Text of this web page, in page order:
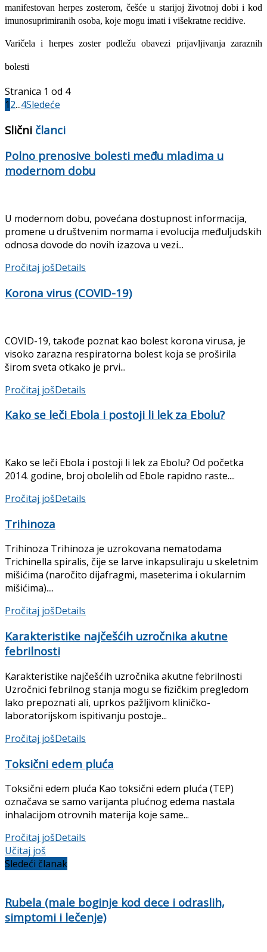
manifestovan herpes zosterom, češće u starijoj životnoj dobi i kod
imunosuprimiranih osoba, koje mogu imati i višekratne recidive.
Varičela i herpes zoster podležu obavezi pri­javljivanja zaraznih
bolesti
Stranica 1 od 4
12...4Sledeće
Slični članci
Polno prenosive bolesti među mladima u
modernom dobu
U modernom dobu, povećana dostupnost informacija,
promene u društvenim normama i evolucija međuljudskih
odnosa dovode do novih izazova u vezi...
Pročitaj jošDetails
Korona virus (COVID-19)
COVID-19, takođe poznat kao bolest korona virusa, je
visoko zarazna respiratorna bolest koja se proširila
širom sveta otkako je prvi...
Pročitaj jošDetails
Kako se leči Ebola i postoji li lek za Ebolu?
Kako se leči Ebola i postoji li lek za Ebolu? Od početka
2014. godine, broj obolelih od Ebole rapidno raste....
Pročitaj jošDetails
Trihinoza
Trihinoza Trihinoza je uzrokovana nematodama
Trichinella spiralis, čije se larve inkapsuliraju u skeletnim
mišićima (naročito dija­fragmi, maseterima i okularnim
mišićima)....
Pročitaj jošDetails
Karakteristike najčešćih uzročnika akutne
febrilnosti
Karakteristike najčešćih uzročnika akutne febrilnosti
Uzročnici febrilnog stanja mogu se fizič­kim pregledom
lako prepoznati ali, uprkos pažljivom kliničko-
laboratorijskom ispiti­vanju postoje...
Pročitaj jošDetails
Toksični edem pluća
Toksični edem pluća Kao toksični edem pluća (TEP)
označava se samo varijanta plućnog edema nastala
inhalacijom otrovnih materija koje same...
Pročitaj jošDetails
Učitaj još
Sledeći članak
Rubela (male boginje kod dece i odraslih,
simptomi i lečenje)